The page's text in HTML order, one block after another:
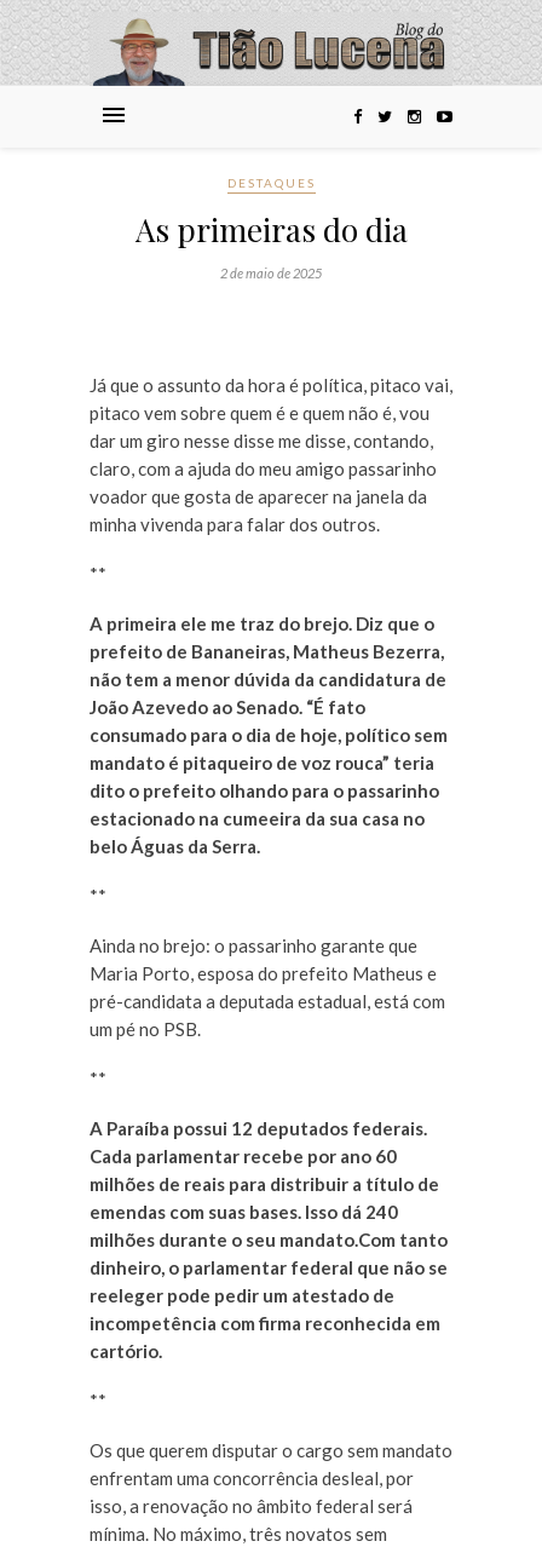
DESTAQUES
As primeiras do dia
2 de maio de 2025
Já que o assunto da hora é política, pitaco vai,
pitaco vem sobre quem é e quem não é, vou
dar um giro nesse disse me disse, contando,
claro, com a ajuda do meu amigo passarinho
voador que gosta de aparecer na janela da
minha vivenda para falar dos outros.
**
A primeira ele me traz do brejo. Diz que o
prefeito de Bananeiras, Matheus Bezerra,
não tem a menor dúvida da candidatura de
João Azevedo ao Senado. “É fato
consumado para o dia de hoje, político sem
mandato é pitaqueiro de voz rouca” teria
dito o prefeito olhando para o passarinho
estacionado na cumeeira da sua casa no
belo Águas da Serra.
**
Ainda no brejo: o passarinho garante que
Maria Porto, esposa do prefeito Matheus e
pré-candidata a deputada estadual, está com
um pé no PSB.
**
A Paraíba possui 12 deputados federais.
Cada parlamentar recebe por ano 60
milhões de reais para distribuir a título de
emendas com suas bases. Isso dá 240
milhões durante o seu mandato.Com tanto
dinheiro, o parlamentar federal que não se
reeleger pode pedir um atestado de
incompetência com firma reconhecida em
cartório.
**
Os que querem disputar o cargo sem mandato
enfrentam uma concorrência desleal, por
isso, a renovação no âmbito federal será
mínima. No máximo, três novatos sem